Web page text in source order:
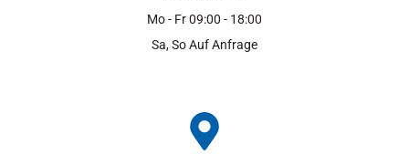
Mo - Fr 09:00 - 18:00
Sa, So Auf Anfrage